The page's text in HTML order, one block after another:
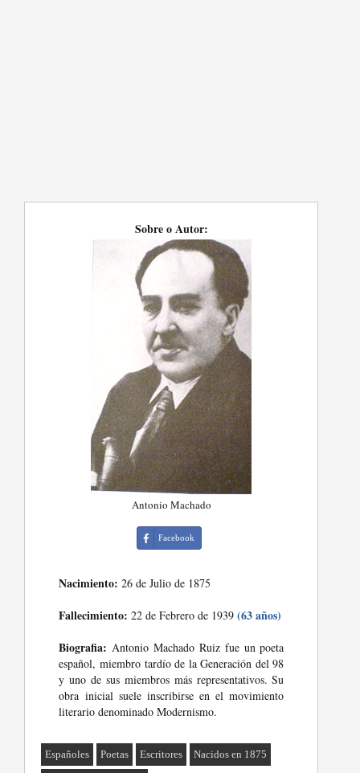
Sobre o Autor:
Antonio Machado
Facebook
Nacimiento: 26 de Julio de 1875
Fallecimiento: 22 de Febrero de 1939(63 años)
Biografia: Antonio Machado Ruiz fue un poeta
español, miembro tardío de la Generación del 98
y uno de sus miembros más representativos. Su
obra inicial suele inscribirse en el movimiento
literario denominado Modernismo.
Españoles Poetas Escritores Nacidos en 1875